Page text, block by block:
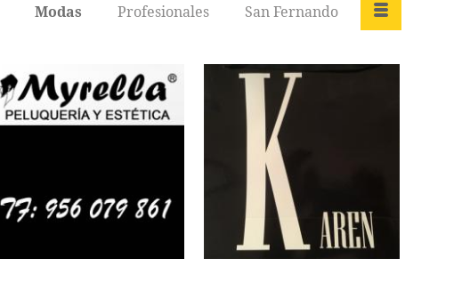
Modas Profesionales San Fernando